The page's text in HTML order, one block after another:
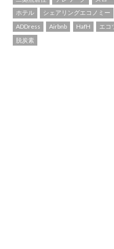
ホテル
シェアリングエコノミー
ADDress
Airbnb HafH エコ
脱炭素